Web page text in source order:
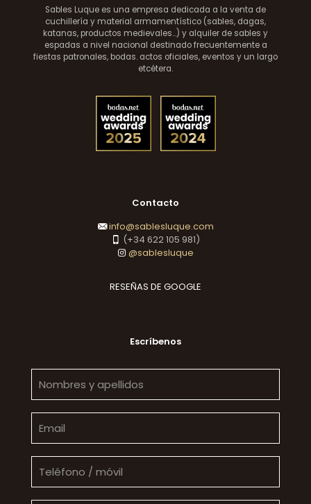
Sables Luque es una empresa dedicada a la venta de
cuchillería y material armamentístico (sables, dagas,
katanas, productos medievales...) y alquiler de sables y
espadas a nivel nacional destinado frecuentemente a
fiestas patronales, bodas. actos oficiales, eventos y un largo
etcétera.
Contacto
info@sablesluque.com
(+34 622 105 981)
@sablesluque
RESEÑAS DE GOOGLE
Escríbenos